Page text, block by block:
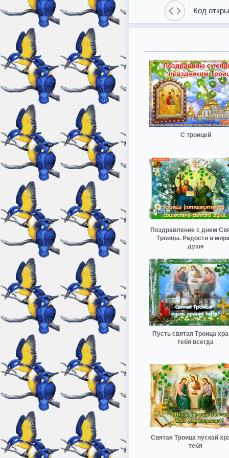
Код
С троицей
Поздравление с днем
Троицы. Радости и
душе
Пусть святая Троица
тебя всегда
Святая Троица пускай
тебя